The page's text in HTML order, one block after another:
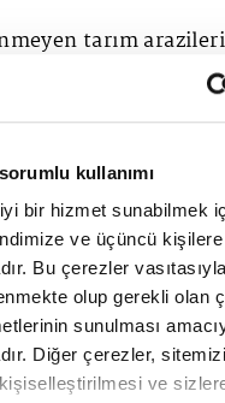
kullanımı
bir hizmet sunabilmek
ve üçüncü
Bu çerezler
olup gerekli olan
sunulması
Diğer çerezler,
kişiselleştirilmesi ve
tarım
arazi maliklerine
tarımsal üretim
önü açıldı.
tarım arazilerinin
etkin kullanılması,
ve
Türkiye'nin